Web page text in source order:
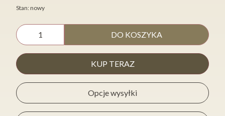
Stan: nowy
DO KOSZYKA
KUP TERAZ
Opcje wysyłki